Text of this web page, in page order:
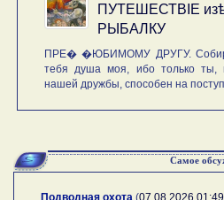
ПУТЕШЕСТВIE
РЫБАЛКУ
ПРЕ� �ЮБИМОМУ ДРУГУ.
тебя душа моя, ибо только ты,
нашей дружбы, способен на
Самое
Подводная охота (07.08.2026 01:49